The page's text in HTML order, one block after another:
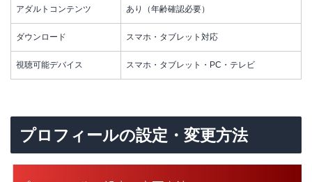
アダルトコンテンツ あり（年齢確認必要）
ダウンロード スマホ・タブレット対応
視聴可能デバイス スマホ・タブレット・PC・テレビ
プロフィールの設定・変更方法